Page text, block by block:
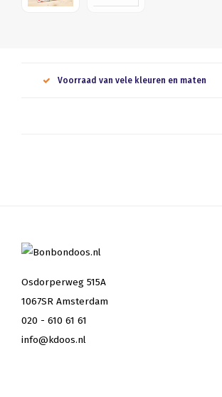
Voorraad van vele kleuren en maten
Osdorperweg 515A
1067SR Amsterdam
020 - 610 61 61
info@kdoos.nl